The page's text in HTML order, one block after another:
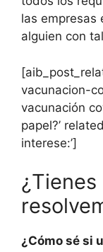
las empresas
alguien con
vacunacion-
vacunación
papel?’
interese:’]
¿Cómo sé si